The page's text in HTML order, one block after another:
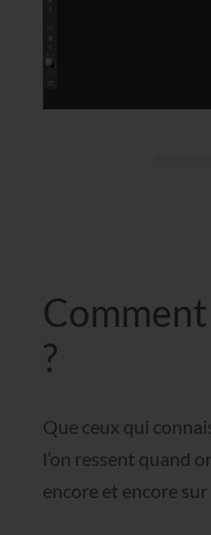
?
Que ceux qui
l’on ressent quand
encore et encore